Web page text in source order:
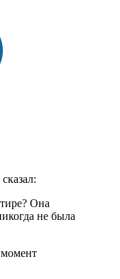
Она
не была